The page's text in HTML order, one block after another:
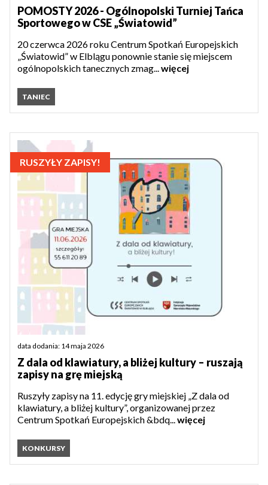
POMOSTY 2026 - Ogólnopolski Turniej Tańca
Sportowego w CSE „Światowid”
20 czerwca 2026 roku Centrum Spotkań Europejskich
„Światowid” w Elblągu ponownie stanie się miejscem
ogólnopolskich tanecznych zmag...więcej
TANIEC
RUSZYŁY ZAPISY!
data dodania: 14 maja 2026
Z dala od klawiatury, a bliżej kultury – ruszają
zapisy na grę miejską
Ruszyły zapisy na 11. edycję gry miejskiej „Z dala od
klawiatury, a bliżej kultury”, organizowanej przez
Centrum Spotkań Europejskich &bdq...więcej
KONKURSY